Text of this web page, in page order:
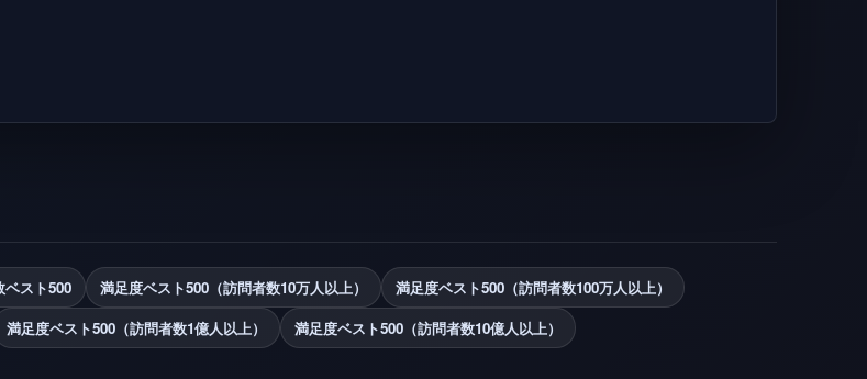
ベスト500 満足度ベスト500（訪問者数10万人以上）
満足度ベスト500（訪問者数100万人以上）
満足度ベスト500（訪問者数1億人以上） 満足度ベスト500（訪問者数10億人以上）